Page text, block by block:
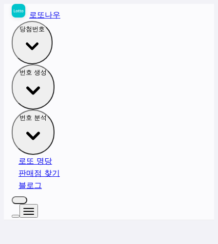
로또나우
당첨번호
번호 생성
번호 분석
로또 명당
판매점 찾기
블로그